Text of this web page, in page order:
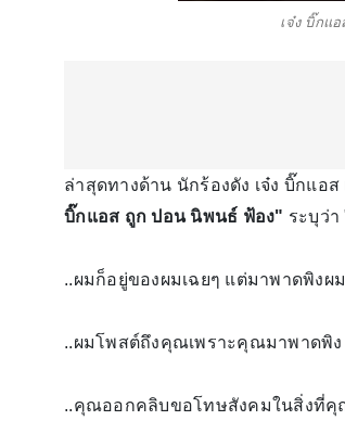
เจ๋ง บิ๊กแ
ล่าสุดทางด้าน นักร้องดัง เจ๋ง บิ๊กแอ
บิ๊กแอส ถูก ปอน นิพนธ์ ฟ้อง" ระบุว่
..ผมก็อยู่ของผมเฉยๆ แต่มาพาดพิง
..ผมโพสต์ถึงคุณเพราะคุณมาพาดพิ
..คุณออกคลิบขอโทษสังคมในสิ่งที่